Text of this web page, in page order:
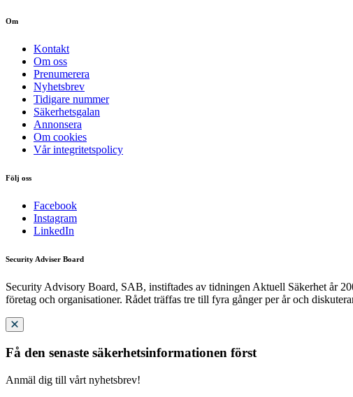
Om
Kontakt
Om oss
Prenumerera
Nyhetsbrev
Tidigare nummer
Säkerhetsgalan
Annonsera
Om cookies
Vår integritetspolicy
Följ oss
Facebook
Instagram
LinkedIn
Security Adviser Board
Security Advisory Board, SAB, instiftades av tidningen Aktuell Säkerhet år
företag och organisationer. Rådet träffas tre till fyra gånger per år och
Få den senaste säkerhetsinformationen först
Anmäl dig till vårt nyhetsbrev!